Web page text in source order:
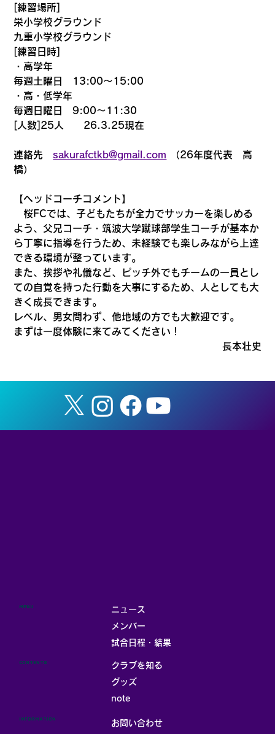
[練習場所]
栄小学校グラウンド
九重小学校グラウンド
[練習日時]
・高学年
毎週土曜日　13:00〜15:00
・高・低学年
毎週日曜日　9:00〜11:30
[人数]25人　　26.3.25現在
連絡先 sakurafctkb@gmail.com （26年度代表　高
橋）
【ヘッドコーチコメント】
桜FCでは、子どもたちが全力でサッカーを楽しめる
よう、父兄コーチ・筑波大学蹴球部学生コーチが基本か
ら丁寧に指導を行うため、未経験でも楽しみながら上達
できる環境が整っています。
また、挨拶や礼儀など、ピッチ外でもチームの一員とし
ての自覚を持った行動を大事にするため、人としても大
きく成長できます。
レベル、男女問わず、他地域の方でも大歓迎です。
まずは一度体験に来てみてください！
長本壮史
ニュース
メンバー
試合日程・結果
MENU
クラブを知る
グッズ
note
CONTENTS
お問い合わせ
INFORMATION